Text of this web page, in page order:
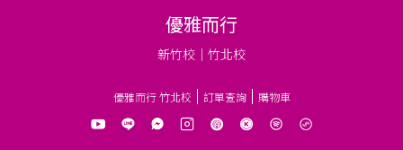
優雅而行
新竹校｜竹北校
優雅而行 竹北校 訂單查詢 購物車